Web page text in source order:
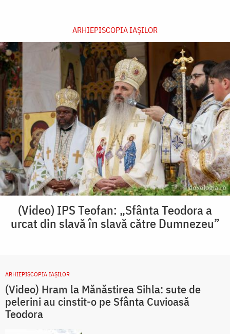
ARHIEPISCOPIA IAŞILOR
(Video) IPS Teofan: „Sfânta Teodora a
urcat din slavă în slavă către Dumnezeu”
ARHIEPISCOPIA IAŞILOR
(Video) Hram la Mănăstirea Sihla: sute de
pelerini au cinstit-o pe Sfânta Cuvioasă
Teodora